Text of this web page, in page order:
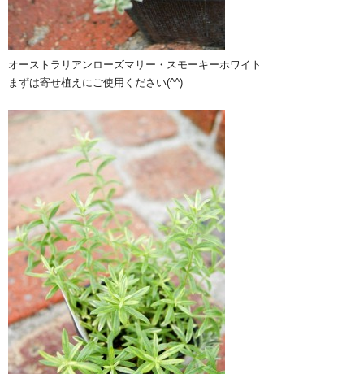
オーストラリアンローズマリー・スモーキーホワイト
まずは寄せ植えにご使用ください(^^)